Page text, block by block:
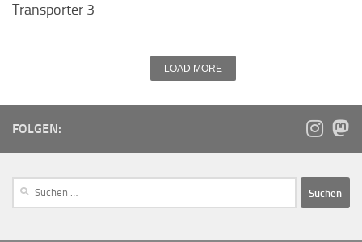
Transporter 3
LOAD MORE
FOLGEN: